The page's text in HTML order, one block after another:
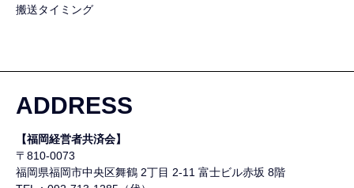
搬送タイミング
ADDRESS
【福岡経営者共済会】
〒810-0073
福岡県福岡市中央区舞鶴 2丁目 2-11 富士ビル赤坂 8階